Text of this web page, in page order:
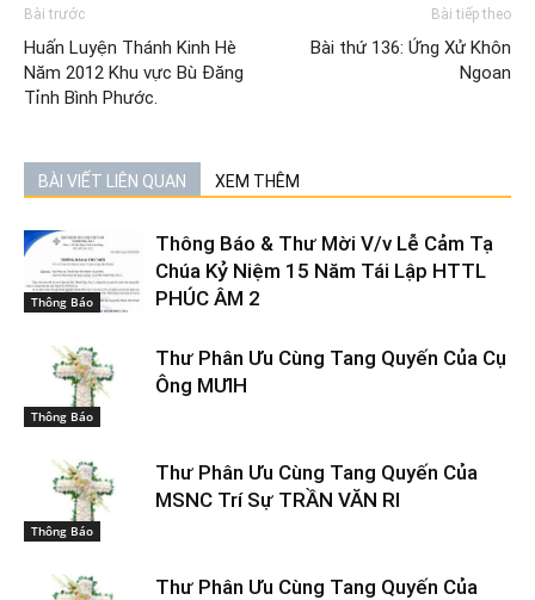
Bài trước
Huấn Luyện Thánh Kinh Hè
Năm 2012 Khu vực Bù Đăng
Tỉnh Bình Phước.
Bài tiếp theo
Bài thứ 136: Ứng Xử Khôn
Ngoan
BÀI VIẾT LIÊN QUAN XEM THÊM
Thông Báo
Thông Báo & Thư Mời V/v Lễ Cảm Tạ
Chúa Kỷ Niệm 15 Năm Tái Lập HTTL
PHÚC ÂM 2
Thông Báo
Thư Phân Ưu Cùng Tang Quyến Của Cụ
Ông MƯIH
Thông Báo
Thư Phân Ưu Cùng Tang Quyến Của
MSNC Trí Sự TRẦN VĂN RI
Thư Phân Ưu Cùng Tang Quyến Của